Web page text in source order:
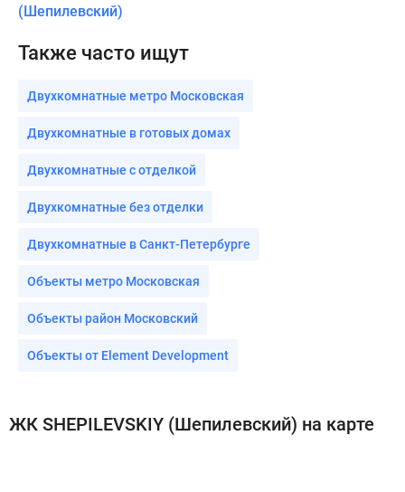
(Шепилевский)
Также часто ищут
Двухкомнатные метро Московская
Двухкомнатные в готовых домах
Двухкомнатные с отделкой
Двухкомнатные без отделки
Двухкомнатные в Санкт-Петербурге
Объекты метро Московская
Объекты район Московский
Объекты от Element Development
ЖК SHEPILEVSKIY (Шепилевский) на карте